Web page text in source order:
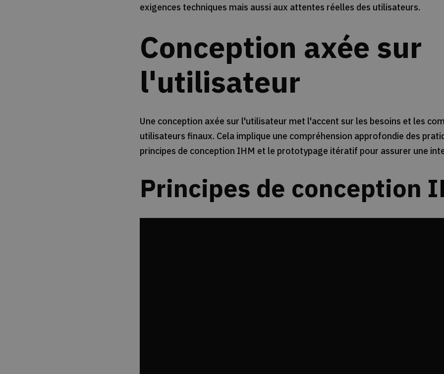
exigences techniques mais aussi aux attentes réelles des utilisateurs.
Conception axée sur
l'utilisateur
Une conception axée sur l'utilisateur met l'accent sur les besoins et les
utilisateurs finaux. Cela implique une compréhension approfondie des
principes de conception IHM et le prototypage itératif pour assurer une
Principes de conception